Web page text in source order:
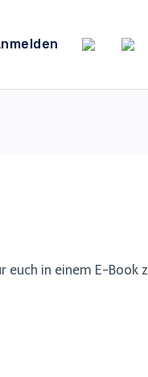
euch in einem E-Book